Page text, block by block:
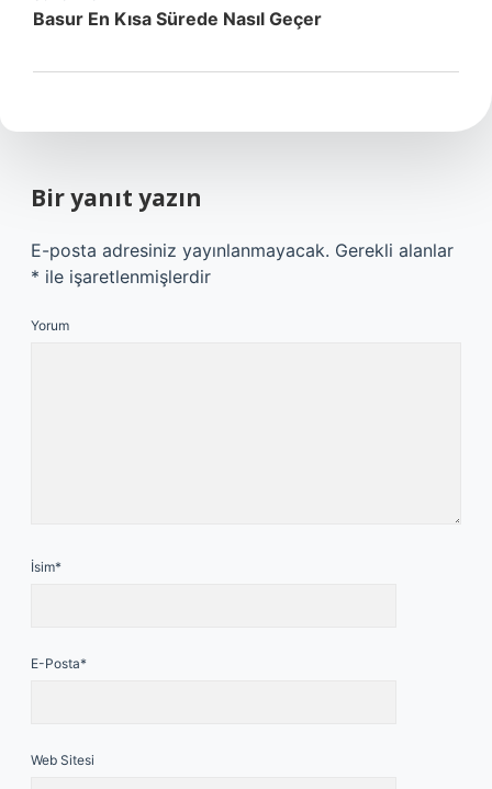
Basur En Kısa Sürede Nasıl Geçer
Bir yanıt yazın
E-posta adresiniz yayınlanmayacak. Gerekli alanlar
* ile işaretlenmişlerdir
Yorum
İsim*
E-Posta*
Web Sitesi